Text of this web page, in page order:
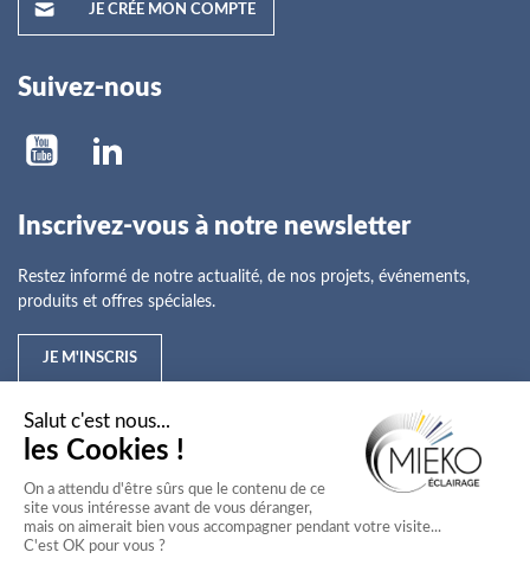
JE CRÉE MON COMPTE
Suivez-nous
Inscrivez-vous à notre newsletter
Restez informé de notre actualité, de nos projets, événements,
produits et offres spéciales.
JE M'INSCRIS
Nos offres
Nos services